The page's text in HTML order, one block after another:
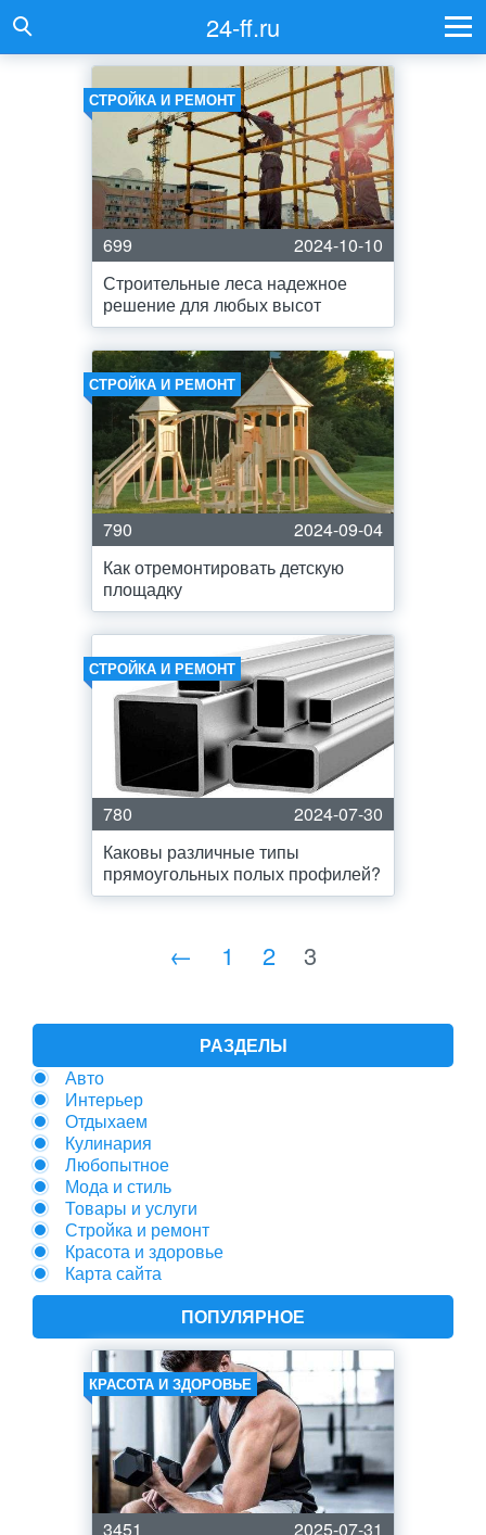
24-ff.ru
СТРОЙКА И РЕМОНТ
699
2024-10-10
Строительные леса надежное
решение для любых высот
СТРОЙКА И РЕМОНТ
790
2024-09-04
Как отремонтировать детскую
площадку
СТРОЙКА И РЕМОНТ
780
2024-07-30
Каковы различные типы
прямоугольных полых профилей?
← 1 2 3
РАЗДЕЛЫ
Авто
Интерьер
Отдыхаем
Кулинария
Любопытное
Мода и стиль
Товары и услуги
Стройка и ремонт
Красота и здоровье
Карта сайта
ПОПУЛЯРНОЕ
КРАСОТА И ЗДОРОВЬЕ
3451
2025-07-31